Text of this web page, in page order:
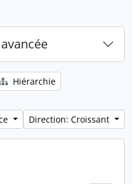
Hiérarchie
Direction: Croissant